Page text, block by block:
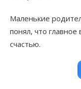
Маленькие
понял, что
счастью.